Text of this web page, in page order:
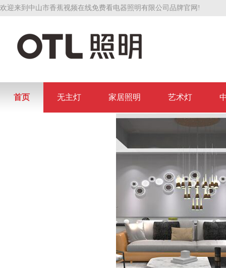
欢迎来到中山市香蕉视频在线免费看电器照明有限公司品牌官网!
首页 无主灯 家居照明 艺术灯